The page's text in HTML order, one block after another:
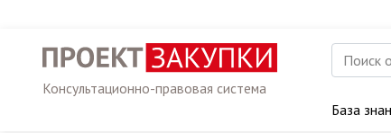
Консультационно-правовая система
База